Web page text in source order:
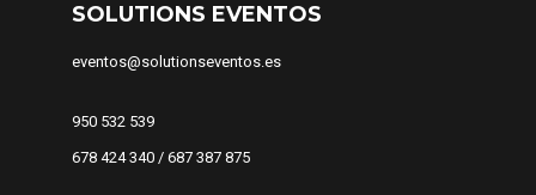
SOLUTIONS EVENTOS
eventos@solutionseventos.es
950 532 539
678 424 340 / 687 387 875